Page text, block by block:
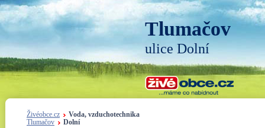
Tlumačov
ulice Dolní
Živéobce.cz
Voda, vzduchotechnika
Tlumačov
Dolní